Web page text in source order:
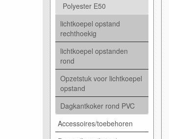
Polyester E50
lichtkoepel opstand
rechthoekig
lichtkoepel opstanden
rond
Opzetstuk voor lichtkoepel
opstand
Dagkantkoker rond PVC
Accessoires/toebehoren